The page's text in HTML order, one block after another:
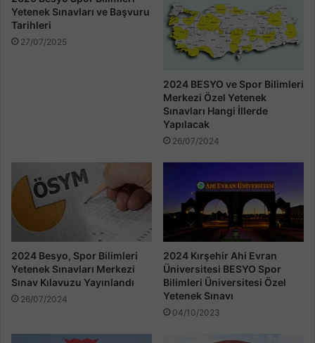
Yetenek Sınavları ve Başvuru
Tarihleri
27/07/2025
2024 BESYO ve Spor Bilimleri
Merkezi Özel Yetenek
Sınavları Hangi İllerde
Yapılacak
26/07/2024
2024 Besyo, Spor Bilimleri
Yetenek Sınavları Merkezi
Sınav Kılavuzu Yayınlandı
26/07/2024
2024 Kırşehir Ahi Evran
Üniversitesi BESYO Spor
Bilimleri Üniversitesi Özel
Yetenek Sınavı
04/10/2023